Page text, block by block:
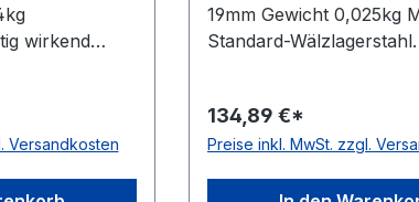
wirkend
Material
Versandkosten
19mm Gewicht 0,025kg
Standard-Wälzlagerstahl
P0/PN bzw. ABEC 1
mit dickem Außenring
134,89 €*
Preise inkl. MwSt. zzgl.